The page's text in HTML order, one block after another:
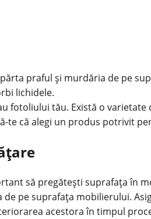
praful și murdăria de pe
lichidele.
fotoliului tău. Există o
te că alegi un produs potrivit
să pregătești suprafața în
pe suprafața mobilierului.
acestora în timpul